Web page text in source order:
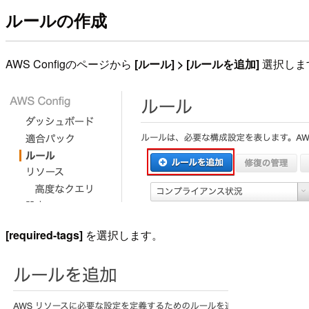
ルールの作成
AWS Configのページから [ルール] > [ルールを追加]選択し
[required-tags] を選択します。